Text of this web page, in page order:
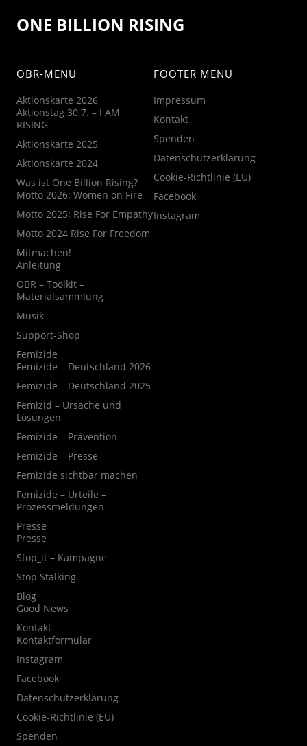
ONE BILLION RISING
OBR-MENU
Aktionskarte 2026
Aktionstag 30.7. – I AM
RISING
Aktionskarte 2025
Aktionskarte 2024
Was ist One Billion Rising?
Motto 2026: Women on Fire
Motto 2025: Rise For Empathy
Motto 2024 Rise For Freedom
Mitmachen!
Anleitung
OBR – Toolkit –
Materialsammlung
Musik
Support-Shop
Femizide
Femizide – Deutschland 2026
Femizide – Deutschland 2025
Femizid – Ursache und
Lösungen
Femizide – Prävention
Femizide – Presse
Femizide sichtbar machen
Femizide – Urteile –
Prozessmeldungen
Presse
Presse
Stop_it – Kampagne
Stop Stalking
Blog
Good News
Kontakt
Kontaktformular
Instagram
Facebook
Datenschutzerklärung
Cookie-Richtlinie (EU)
Spenden
FOOTER MENU
Impressum
Kontakt
Spenden
Datenschutzerklärung
Cookie-Richtlinie (EU)
Facebook
Instagram